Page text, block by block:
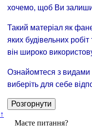
хочемо, щоб Ви
Такий матеріал як
яких будівельних
він широко
Ознайомтеся з
виберіть для себе
Розгорнути
↑
Маєте питання?